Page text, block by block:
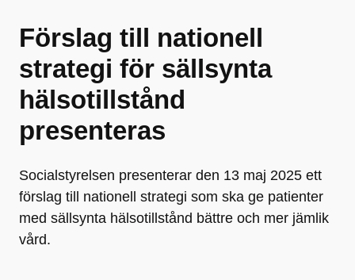
Förslag till nationell
strategi för sällsynta
hälsotillstånd
presenteras
Socialstyrelsen presenterar den 13 maj 2025 ett
förslag till nationell strategi som ska ge patienter
med sällsynta hälsotillstånd bättre och mer jämlik
vård.